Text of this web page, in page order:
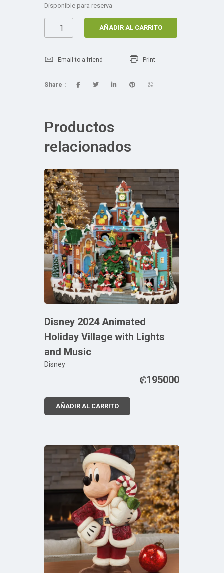
Disponible para reserva
AÑADIR AL CARRITO
Email to a friend Print
Share :
Productos
relacionados
Disney 2024 Animated
Holiday Village with Lights
and Music
Disney
₡195000
AÑADIR AL CARRITO